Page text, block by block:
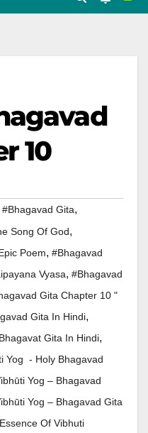
10
#Bhagavad Gita,
Song Of God,
Poem, #Bhagavad
Vyasa, #Bhagavad
Gita Chapter 10 "
Gita In Hindi,
Gita In Hindi,
Yog - Holy Bhagavad
Yog – Bhagavad
Yog – Bhagavad Gita
Of Vibhuti